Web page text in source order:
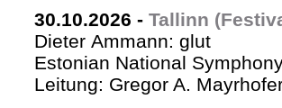
30.10.2026 - Tallinn
Dieter Ammann: glut
Estonian National
Leitung: Gregor A.